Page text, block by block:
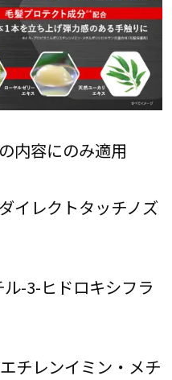
内容にのみ適用
イレクトタッチノズ
-3-ヒドロキシフラ
チレンイミン・メチ